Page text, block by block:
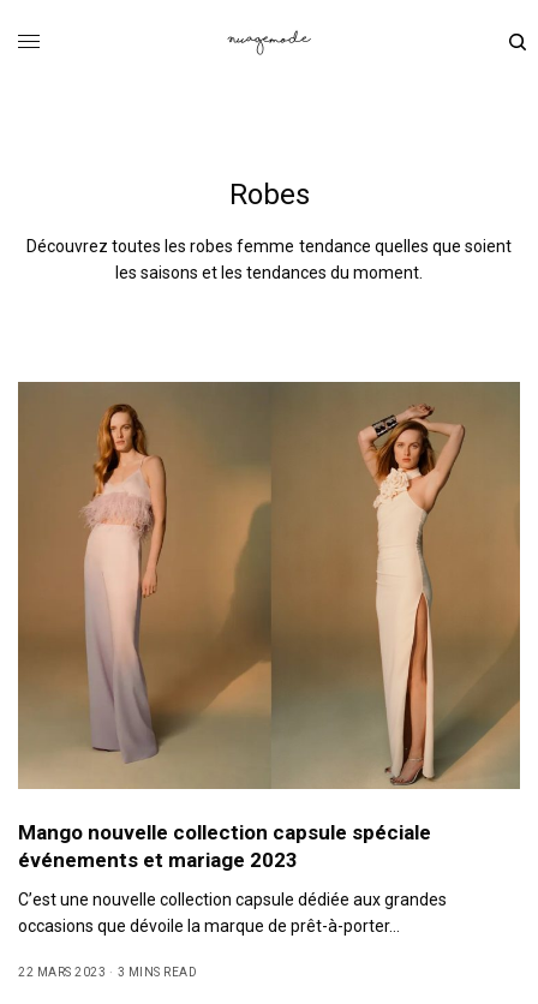
Robes
Découvrez toutes les robes femme tendance quelles que soient
les saisons et les tendances du moment.
Mango nouvelle collection capsule spéciale
événements et mariage 2023
C’est une nouvelle collection capsule dédiée aux grandes
occasions que dévoile la marque de prêt-à-porter…
22 MARS 2023 3 MINS READ